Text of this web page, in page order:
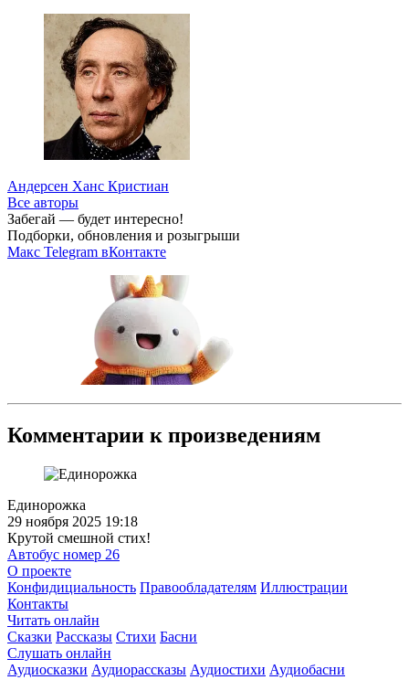
Андерсен Ханс Кристиан
Все авторы
Забегай — будет интересно!
Подборки, обновления и розыгрыши
Макс Telegram вКонтакте
Комментарии к произведениям
Единорожка
29 ноября 2025 19:18
Крутой смешной стих!
Автобус номер 26
О проекте
Конфидициальность Правообладателям Иллюстрации
Контакты
Читать онлайн
Сказки Рассказы Стихи Басни
Слушать онлайн
Аудиосказки Аудиорассказы Аудиостихи Аудиобасни